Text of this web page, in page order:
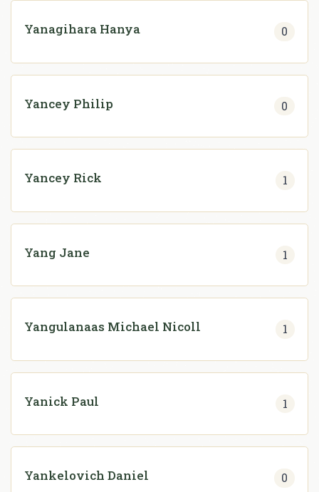
Yanagihara Hanya 0
Yancey Philip 0
Yancey Rick 1
Yang Jane 1
Yangulanaas Michael Nicoll 1
Yanick Paul 1
Yankelovich Daniel 0